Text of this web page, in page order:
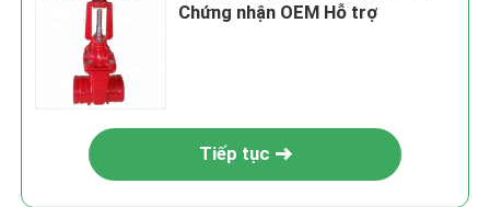
Chứng nhận OEM Hỗ trợ
Tiếp tục